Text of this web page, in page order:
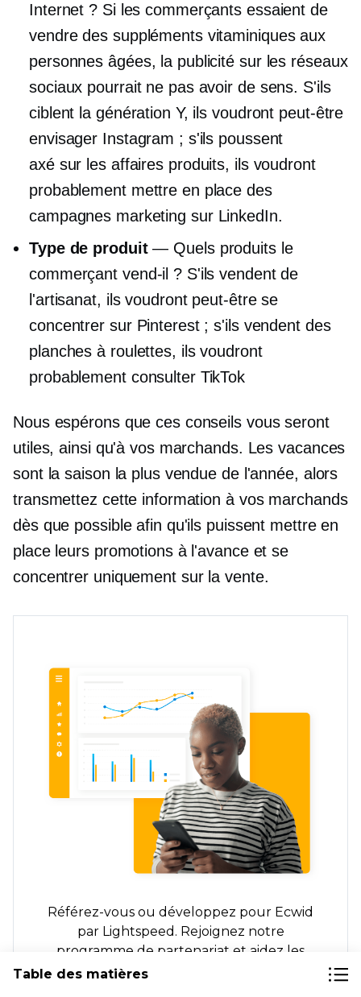
Internet ? Si les commerçants essaient de
vendre des suppléments vitaminiques aux
personnes âgées, la publicité sur les réseaux
sociaux pourrait ne pas avoir de sens. S'ils
ciblent la génération Y, ils voudront peut-être
envisager Instagram ; s'ils poussent
axé sur les affaires produits, ils voudront
probablement mettre en place des
campagnes marketing sur LinkedIn.
Type de produit— Quels produits le
commerçant vend-il ? S'ils vendent de
l'artisanat, ils voudront peut-être se
concentrer sur Pinterest ; s'ils vendent des
planches à roulettes, ils voudront
probablement consulter TikTok
Nous espérons que ces conseils vous seront
utiles, ainsi qu'à vos marchands. Les vacances
sont la saison la plus vendue de l'année, alors
transmettez cette information à vos marchands
dès que possible afin qu'ils puissent mettre en
place leurs promotions à l'avance et se
concentrer uniquement sur la vente.
Référez-vous ou développez pour Ecwid
par Lightspeed. Rejoignez notre
programme de partenariat et aidez les
entreprises du monde entier à vendre
Table des matières